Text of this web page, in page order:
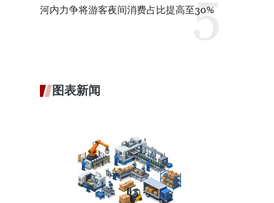
河内力争将游客夜间消费占比提高至30%
图表新闻